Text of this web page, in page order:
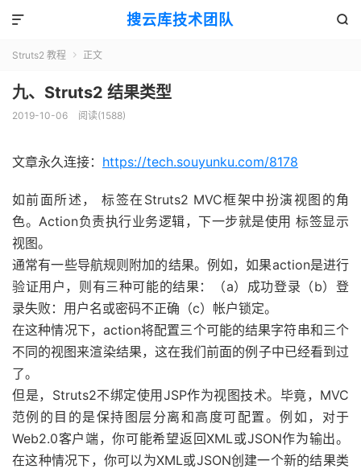
搜云库技术团队 

Struts2 教程  正文
九、Struts2 结果类型
2019-10-06 阅读(1588)
文章永久连接： https://tech.souyunku.com/8178
如前面所述，标签在Struts2 MVC框架中扮演视图的角
色。Action负责执行业务逻辑，下一步就是使用标签显示
视图。
通常有一些导航规则附加的结果。例如，如果action是进行
验证用户，则有三种可能的结果：（a）成功登录（b）登
录失败：用户名或密码不正确（c）帐户锁定。
在这种情况下，action将配置三个可能的结果字符串和三个
不同的视图来渲染结果，这在我们前面的例子中已经看到过
了。
但是，Struts2不绑定使用JSP作为视图技术。毕竟，MVC
范例的目的是保持图层分离和高度可配置。例如，对于
Web2.0客户端，你可能希望返回XML或JSON作为输出。
在这种情况下，你可以为XML或JSON创建一个新的结果类